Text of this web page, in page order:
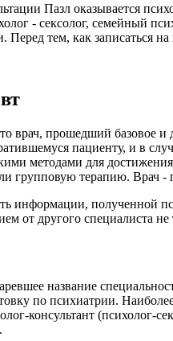
Пазл оказывается
- сексолог, семейный
Перед тем, как записаться
врач, прошедший базовое и
пациенту, и в
методами для
групповую терапию. Врач -
информации, полученной
от другого специалиста не
название
по психиатрии.
консультант (психолог-